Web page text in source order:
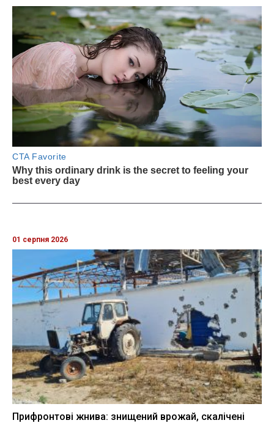
01 серпня 2026
Прифронтові жнива: знищений врожай, скалічені